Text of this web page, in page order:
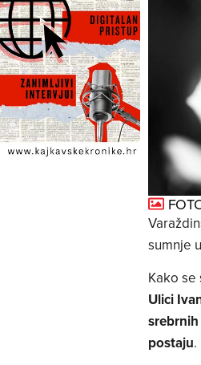
sumnje
Kako
Ulici
postaju.